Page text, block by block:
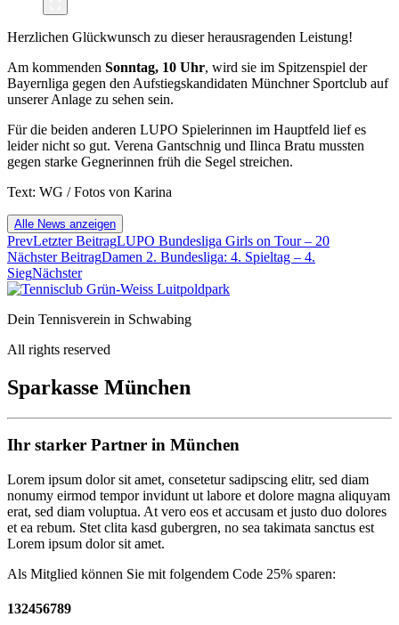
Herzlichen Glückwunsch zu dieser herausragenden Leistung!
Am kommenden Sonntag, 10 Uhr, wird sie im Spitzenspiel der
Bayernliga gegen den Aufstiegskandidaten Münchner Sportclub auf
unserer Anlage zu sehen sein.
Für die beiden anderen LUPO Spielerinnen im Hauptfeld lief es
leider nicht so gut. Verena Gantschnig und Ilinca Bratu mussten
gegen starke Gegnerinnen früh die Segel streichen.
Text: WG / Fotos von Karina
Alle News anzeigen
PrevLetzter BeitragLUPO Bundesliga Girls on Tour – 20
Nächster BeitragDamen 2. Bundesliga: 4. Spieltag – 4.
SiegNächster
Dein Tennisverein in Schwabing
All rights reserved
Sparkasse München
Ihr starker Partner in München
Lorem ipsum dolor sit amet, consetetur sadipscing elitr, sed diam
nonumy eirmod tempor invidunt ut labore et dolore magna aliquyam
erat, sed diam voluptua. At vero eos et accusam et justo duo dolores
et ea rebum. Stet clita kasd gubergren, no sea takimata sanctus est
Lorem ipsum dolor sit amet.
Als Mitglied können Sie mit folgendem Code 25% sparen:
132456789